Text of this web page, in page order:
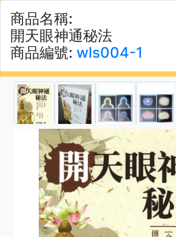
商品名稱:
開天眼神通秘法
商品編號: wls004-1